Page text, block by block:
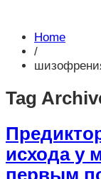
Home
/
Tag
исхода у
первым